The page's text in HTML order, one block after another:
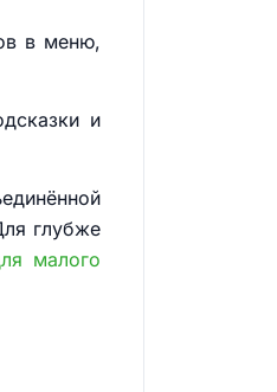
в меню,
и
глубже
малого